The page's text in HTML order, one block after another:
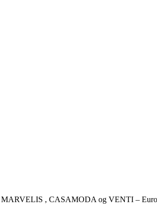
MARVELIS , CASAMODA og VENTI –